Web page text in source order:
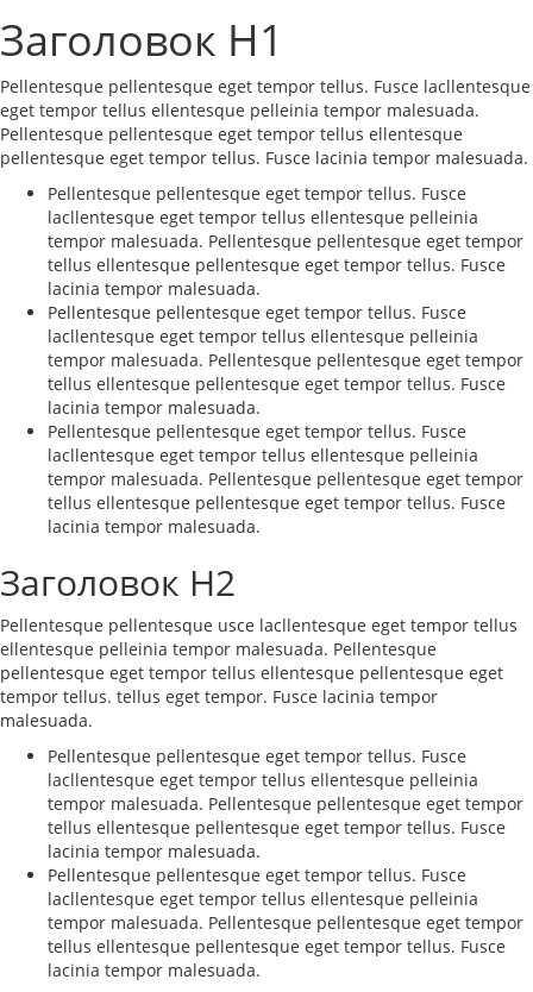
Заголовок H1
Pellentesque pellentesque eget tempor tellus. Fusce lacllentesque
eget tempor tellus ellentesque pelleinia tempor malesuada.
Pellentesque pellentesque eget tempor tellus ellentesque
pellentesque eget tempor tellus. Fusce lacinia tempor malesuada.
Pellentesque pellentesque eget tempor tellus. Fusce
lacllentesque eget tempor tellus ellentesque pelleinia
tempor malesuada. Pellentesque pellentesque eget tempor
tellus ellentesque pellentesque eget tempor tellus. Fusce
lacinia tempor malesuada.
Pellentesque pellentesque eget tempor tellus. Fusce
lacllentesque eget tempor tellus ellentesque pelleinia
tempor malesuada. Pellentesque pellentesque eget tempor
tellus ellentesque pellentesque eget tempor tellus. Fusce
lacinia tempor malesuada.
Pellentesque pellentesque eget tempor tellus. Fusce
lacllentesque eget tempor tellus ellentesque pelleinia
tempor malesuada. Pellentesque pellentesque eget tempor
tellus ellentesque pellentesque eget tempor tellus. Fusce
lacinia tempor malesuada.
Заголовок H2
Pellentesque pellentesque usce lacllentesque eget tempor tellus
ellentesque pelleinia tempor malesuada. Pellentesque
pellentesque eget tempor tellus ellentesque pellentesque eget
tempor tellus. tellus eget tempor. Fusce lacinia tempor
malesuada.
Pellentesque pellentesque eget tempor tellus. Fusce
lacllentesque eget tempor tellus ellentesque pelleinia
tempor malesuada. Pellentesque pellentesque eget tempor
tellus ellentesque pellentesque eget tempor tellus. Fusce
lacinia tempor malesuada.
Pellentesque pellentesque eget tempor tellus. Fusce
lacllentesque eget tempor tellus ellentesque pelleinia
tempor malesuada. Pellentesque pellentesque eget tempor
tellus ellentesque pellentesque eget tempor tellus. Fusce
lacinia tempor malesuada.